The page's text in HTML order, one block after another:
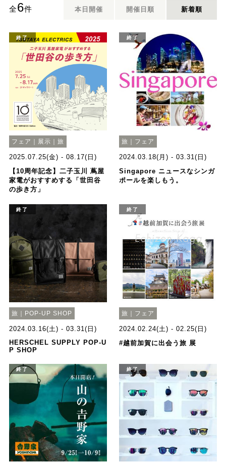
全6件 本日開催 開催日順 新着順
終了
フェア｜展示｜旅
2025.07.25(金) - 08.17(日)
【10周年記念】二子玉川 蔦屋
家電がおすすめする「世田谷
の歩き方」
終了
旅｜フェア
2024.03.18(月) - 03.31(日)
Singapore ニュースなシンガ
ポールを楽しもう。
終了
旅｜POP-UP SHOP
2024.03.16(土) - 03.31(日)
HERSCHEL SUPPLY POP-U
P SHOP
終了
旅｜フェア
2024.02.24(土) - 02.25(日)
#越前加賀に出会う旅 展
終了 終了